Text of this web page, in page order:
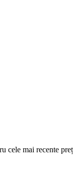
cele mai recente